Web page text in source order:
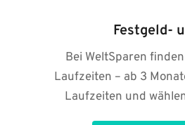
Festgeld-
Bei WeltSparen
Laufzeiten – ab 3
Laufzeiten und